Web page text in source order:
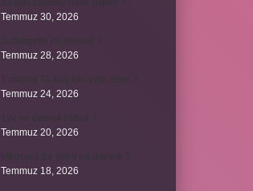
Temmuz 30, 2026
Temmuz 28, 2026
Temmuz 24, 2026
Temmuz 20, 2026
Temmuz 18, 2026